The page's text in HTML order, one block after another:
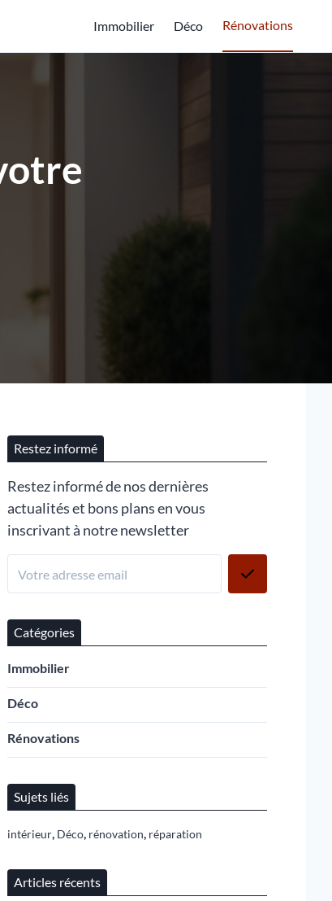
Immobilier Déco Rénovations
Restez informé
Restez informé de nos dernières
actualités et bons plans en vous
inscrivant à notre newsletter
Catégories
Immobilier
Déco
Rénovations
Sujets liés
intérieur, Déco, rénovation, réparation
Articles récents